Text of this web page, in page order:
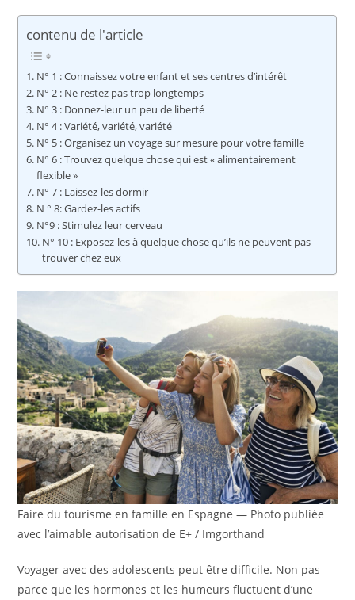
publication :
contenu de l'article
N° 1 : Connaissez votre enfant et ses centres d’intérêt
N° 2 : Ne restez pas trop longtemps
N° 3 : Donnez-leur un peu de liberté
N° 4 : Variété, variété, variété
N° 5 : Organisez un voyage sur mesure pour votre famille
N° 6 : Trouvez quelque chose qui est « alimentairement
flexible »
N° 7 : Laissez-les dormir
N ° 8: Gardez-les actifs
N°9 : Stimulez leur cerveau
N° 10 : Exposez-les à quelque chose qu’ils ne peuvent pas
trouver chez eux
Faire du tourisme en famille en Espagne — Photo publiée
avec l’aimable autorisation de E+ / Imgorthand
Voyager avec des adolescents peut être difficile. Non pas
parce que les hormones et les humeurs fluctuent d’une